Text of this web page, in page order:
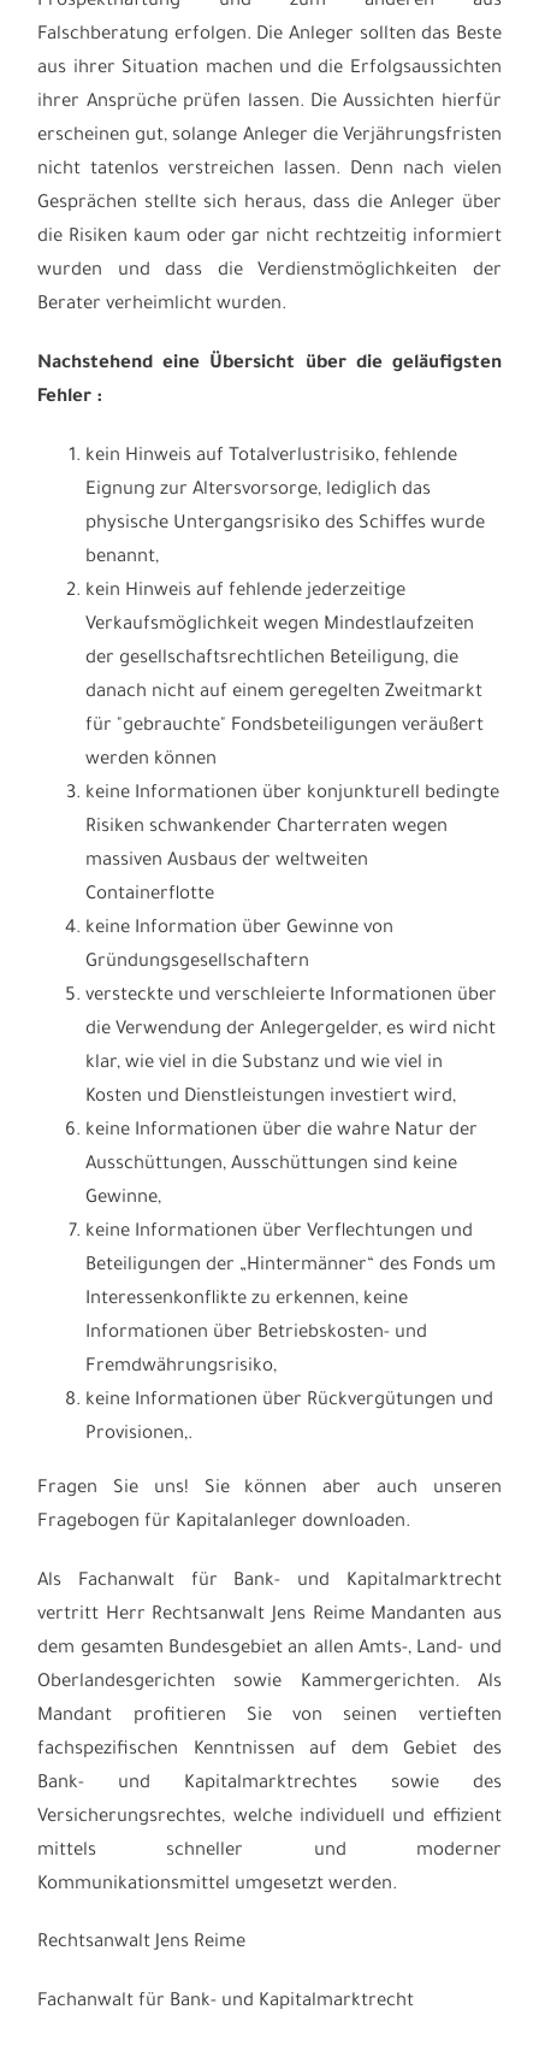
Falschberatung erfolgen. Die Anleger sollten das Beste
aus ihrer Situation machen und die Erfolgsaussichten
ihrer Ansprüche prüfen lassen. Die Aussichten hierfür
erscheinen gut, solange Anleger die Verjährungsfristen
nicht tatenlos verstreichen lassen. Denn nach vielen
Gesprächen stellte sich heraus, dass die Anleger über
die Risiken kaum oder gar nicht rechtzeitig informiert
wurden und dass die Verdienstmöglichkeiten der
Berater verheimlicht wurden.
Nachstehend eine Übersicht über die geläufigsten
Fehler :
kein Hinweis auf Totalverlustrisiko, fehlende
Eignung zur Altersvorsorge, lediglich das
physische Untergangsrisiko des Schiffes wurde
benannt,
kein Hinweis auf fehlende jederzeitige
Verkaufsmöglichkeit wegen Mindestlaufzeiten
der gesellschaftsrechtlichen Beteiligung, die
danach nicht auf einem geregelten Zweitmarkt
für "gebrauchte" Fondsbeteiligungen veräußert
werden können
keine Informationen über konjunkturell bedingte
Risiken schwankender Charterraten wegen
massiven Ausbaus der weltweiten
Containerflotte
keine Information über Gewinne von
Gründungsgesellschaftern
versteckte und verschleierte Informationen über
die Verwendung der Anlegergelder, es wird nicht
klar, wie viel in die Substanz und wie viel in
Kosten und Dienstleistungen investiert wird,
keine Informationen über die wahre Natur der
Ausschüttungen, Ausschüttungen sind keine
Gewinne,
keine Informationen über Verflechtungen und
Beteiligungen der „Hintermänner“ des Fonds um
Interessenkonflikte zu erkennen, keine
Informationen über Betriebskosten- und
Fremdwährungsrisiko,
keine Informationen über Rückvergütungen und
Provisionen,.
Fragen Sie uns! Sie können aber auch unseren
Fragebogen für Kapitalanleger downloaden.
Als Fachanwalt für Bank- und Kapitalmarktrecht
vertritt Herr Rechtsanwalt Jens Reime Mandanten aus
dem gesamten Bundesgebiet an allen Amts-, Land- und
Oberlandesgerichten sowie Kammergerichten. Als
Mandant profitieren Sie von seinen vertieften
fachspezifischen Kenntnissen auf dem Gebiet des
Bank- und Kapitalmarktrechtes sowie des
Versicherungsrechtes, welche individuell und effizient
mittels schneller und moderner
Kommunikationsmittel umgesetzt werden.
Rechtsanwalt Jens Reime
Fachanwalt für Bank- und Kapitalmarktrecht